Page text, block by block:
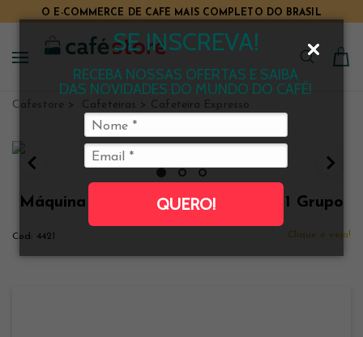
SE INSCREVA!
RECEBA NOSSAS OFERTAS E SAIBA
DAS NOVIDADES DO MUNDO DO CAFÉ!
QUERO!
O E-COMMERCE DE CAFÉ MAIS COMPLETO DO BRASIL
Cafestore Cafeteiras Cafeteira Expresso
Máquina de Café Espresso Saeco 1 Grupo
4421 Clique e veja!